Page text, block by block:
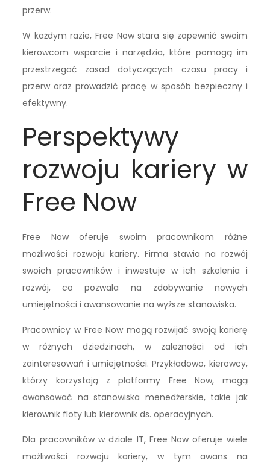
przerw.
W każdym razie, Free Now stara się zapewnić swoim
kierowcom wsparcie i narzędzia, które pomogą im
przestrzegać zasad dotyczących czasu pracy i
przerw oraz prowadzić pracę w sposób bezpieczny i
efektywny.
Perspektywy
rozwoju kariery w
Free Now
Free Now oferuje swoim pracownikom różne
możliwości rozwoju kariery. Firma stawia na rozwój
swoich pracowników i inwestuje w ich szkolenia i
rozwój, co pozwala na zdobywanie nowych
umiejętności i awansowanie na wyższe stanowiska.
Pracownicy w Free Now mogą rozwijać swoją karierę
w różnych dziedzinach, w zależności od ich
zainteresowań i umiejętności. Przykładowo, kierowcy,
którzy korzystają z platformy Free Now, mogą
awansować na stanowiska menedżerskie, takie jak
kierownik floty lub kierownik ds. operacyjnych.
Dla pracowników w dziale IT, Free Now oferuje wiele
możliwości rozwoju kariery, w tym awans na